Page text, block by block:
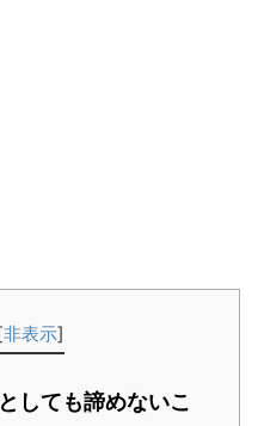
非表示]
しても諦めないこ